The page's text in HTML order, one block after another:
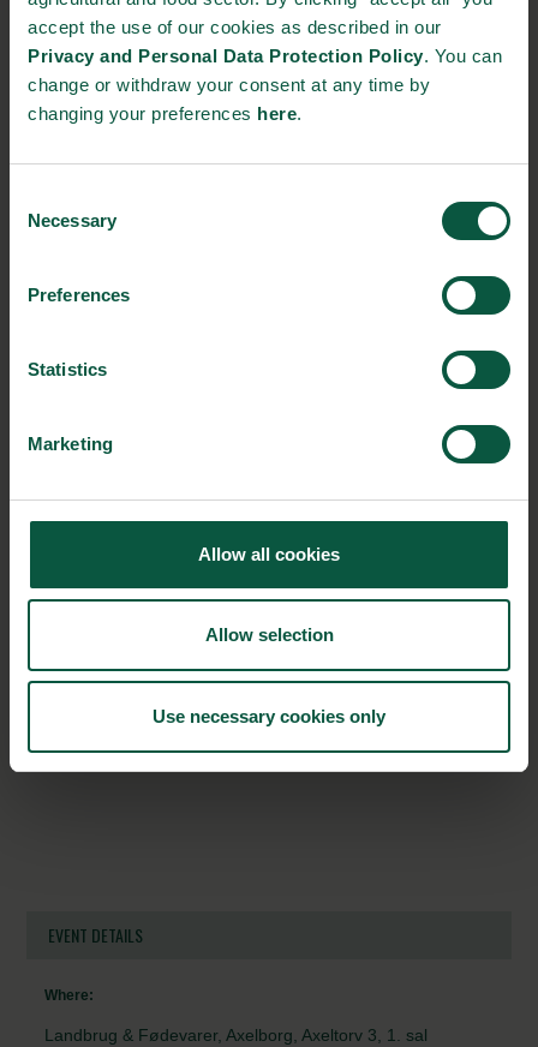
accept the use of our cookies as described in our
Privacy and Personal Data Protection Policy. You can
change or withdraw your consent at any time by
changing your preferences here.
Selection
Necessary
Preferences
Statistics
Marketing
Allow all cookies
Allow selection
Use necessary cookies only
13.15: Eksporteventyrernes klub
Henrik Wiboltt, Senior Vice President, Global
Food
Forhindret i at deltage, men interesseret i Food Nations Insight
Tilmeld dig vores danske nyhedsbrev nedenfor eller til højre her
fulde Insight Report 2024 den 7. oktober, når vi lancerer den.
EVENT DETAILS
Where:
Landbrug & Fødevarer, Axelborg, Axeltorv 3, 1. sal